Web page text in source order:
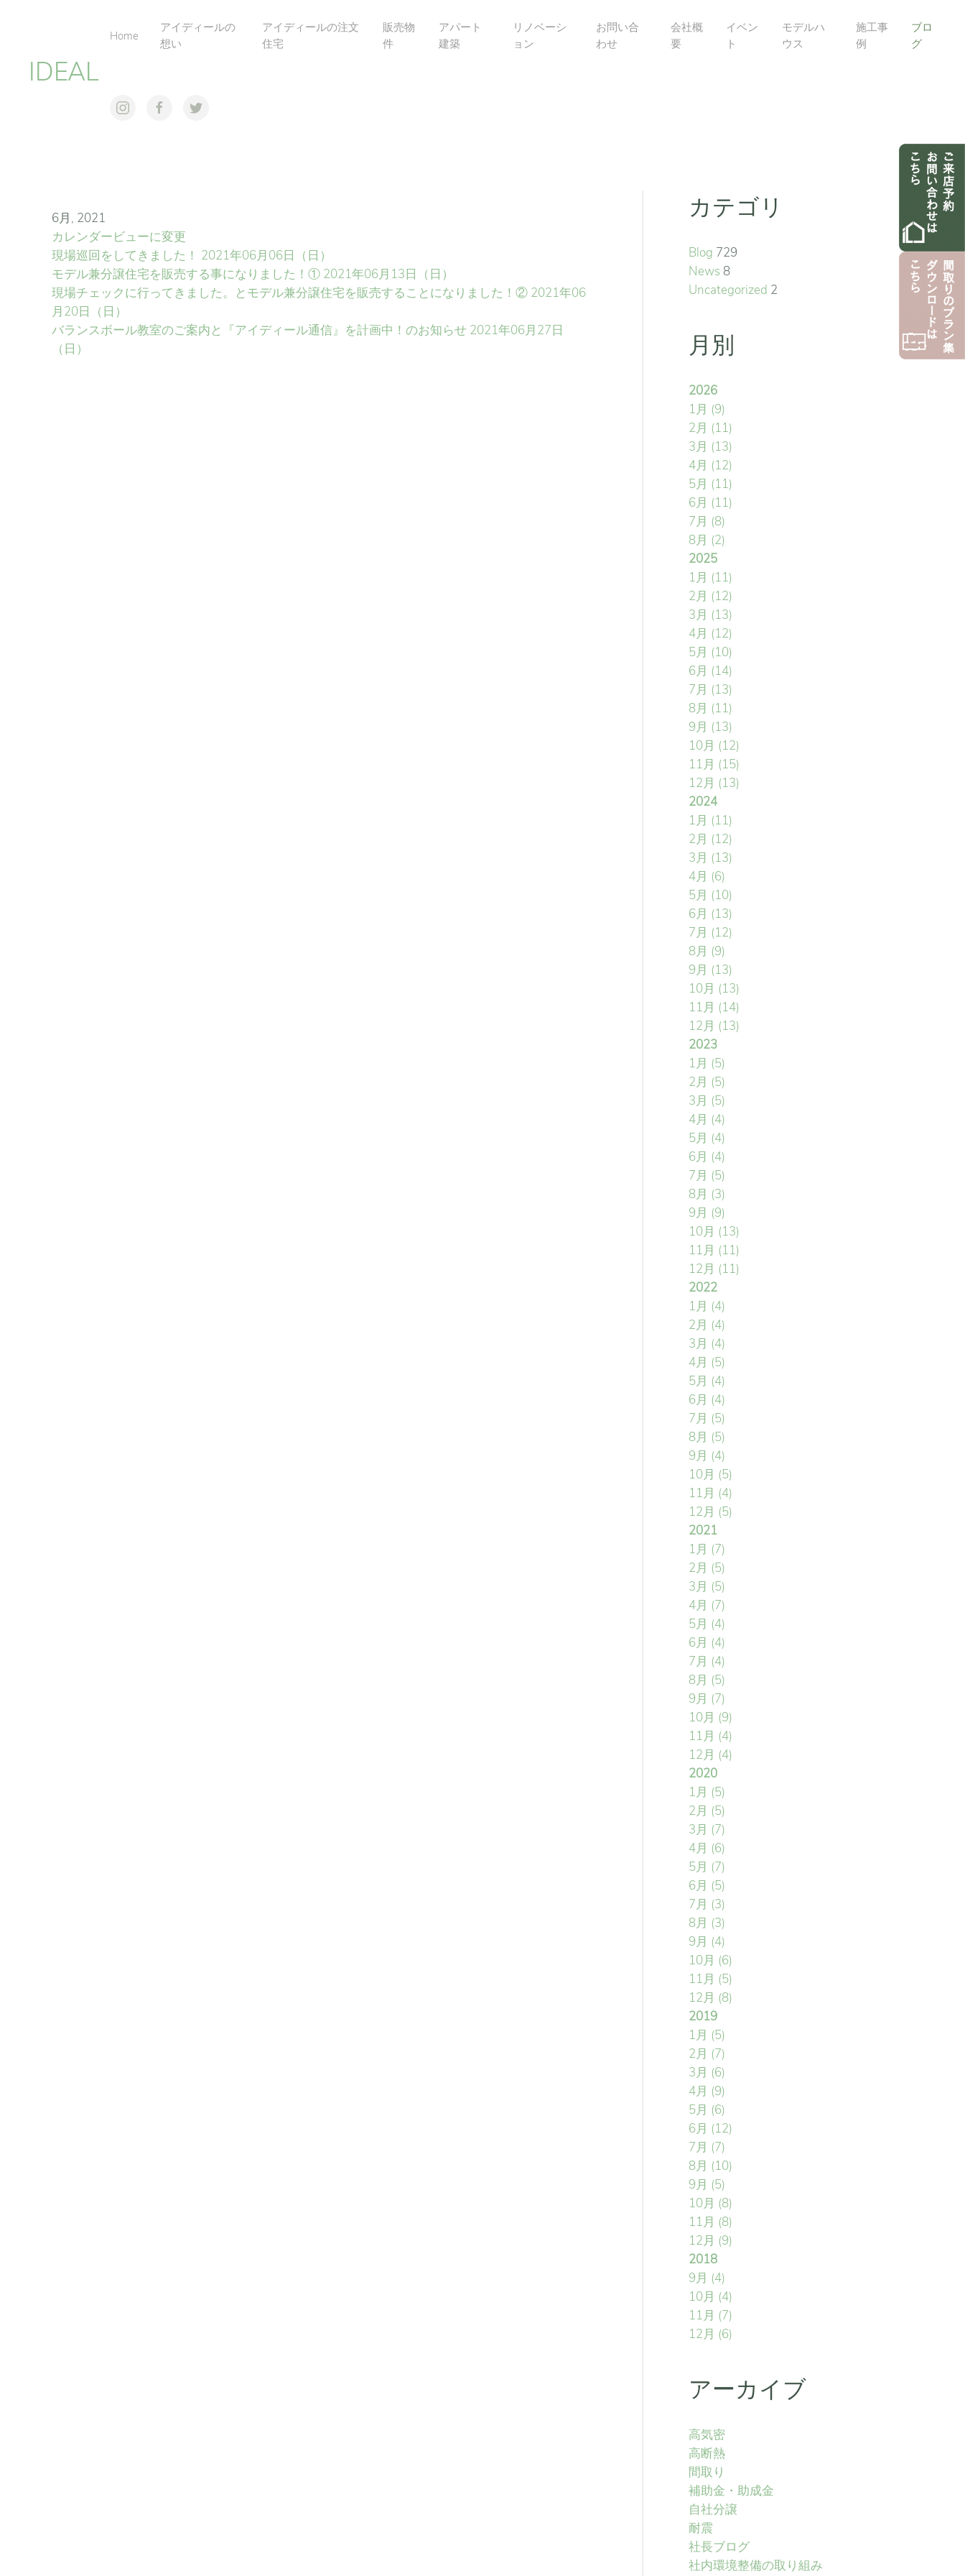
IDEAL
Home
アイディールの
想い
アイディールの注文
住宅
販売物
件
アパート
建築
リノベーシ
ョン
お問い合
わせ
会社概
要
イベン
ト
モデルハ
ウス
施工事
例
ブロ
グ
6月, 2021
カレンダービューに変更
現場巡回をしてきました！ 2021年06月06日（日）
モデル兼分譲住宅を販売する事になりました！① 2021年06月13日（日）
現場チェックに行ってきました。とモデル兼分譲住宅を販売することになりました！② 2021年06
月20日（日）
バランスボール教室のご案内と『アイディール通信』を計画中！のお知らせ 2021年06月27日
（日）
カテゴリ
Blog 729
News 8
Uncategorized 2
月別
2026
1月 (9)
2月 (11)
3月 (13)
4月 (12)
5月 (11)
6月 (11)
7月 (8)
8月 (2)
2025
1月 (11)
2月 (12)
3月 (13)
4月 (12)
5月 (10)
6月 (14)
7月 (13)
8月 (11)
9月 (13)
10月 (12)
11月 (15)
12月 (13)
2024
1月 (11)
2月 (12)
3月 (13)
4月 (6)
5月 (10)
6月 (13)
7月 (12)
8月 (9)
9月 (13)
10月 (13)
11月 (14)
12月 (13)
2023
1月 (5)
2月 (5)
3月 (5)
4月 (4)
5月 (4)
6月 (4)
7月 (5)
8月 (3)
9月 (9)
10月 (13)
11月 (11)
12月 (11)
2022
1月 (4)
2月 (4)
3月 (4)
4月 (5)
5月 (4)
6月 (4)
7月 (5)
8月 (5)
9月 (4)
10月 (5)
11月 (4)
12月 (5)
2021
1月 (7)
2月 (5)
3月 (5)
4月 (7)
5月 (4)
6月 (4)
7月 (4)
8月 (5)
9月 (7)
10月 (9)
11月 (4)
12月 (4)
2020
1月 (5)
2月 (5)
3月 (7)
4月 (6)
5月 (7)
6月 (5)
7月 (3)
8月 (3)
9月 (4)
10月 (6)
11月 (5)
12月 (8)
2019
1月 (5)
2月 (7)
3月 (6)
4月 (9)
5月 (6)
6月 (12)
7月 (7)
8月 (10)
9月 (5)
10月 (8)
11月 (8)
12月 (9)
2018
9月 (4)
10月 (4)
11月 (7)
12月 (6)
アーカイブ
高気密
高断熱
間取り
補助金・助成金
自社分譲
耐震
社長ブログ
社内環境整備の取り組み